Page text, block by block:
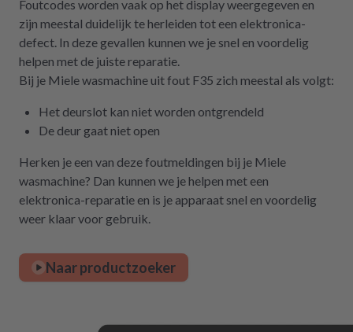
Foutcodes worden vaak op het display weergegeven en
zijn meestal duidelijk te herleiden tot een elektronica-
defect. In deze gevallen kunnen we je snel en voordelig
helpen met de juiste reparatie.
Bij je Miele wasmachine uit fout F35 zich meestal als volgt:
Het deurslot kan niet worden ontgrendeld
De deur gaat niet open
Herken je een van deze foutmeldingen bij je Miele
wasmachine? Dan kunnen we je helpen met een
elektronica-reparatie en is je apparaat snel en voordelig
weer klaar voor gebruik.
Naar productzoeker